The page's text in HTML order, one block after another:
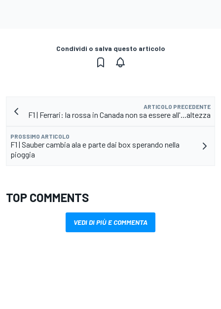
Condividi o salva questo articolo
ARTICOLO PRECEDENTE
F1 | Ferrari: la rossa in Canada non sa essere all'...altezza
PROSSIMO ARTICOLO
F1 | Sauber cambia ala e parte dai box sperando nella
pioggia
TOP COMMENTS
VEDI DI PIÙ E COMMENTA